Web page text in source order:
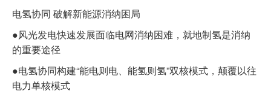
电氢协同 破解新能源消纳困局
●风光发电快速发展面临电网消纳困难，就地制氢是消纳
的重要途径
●电氢协同构建“能电则电、能氢则氢”双核模式，颠覆以往
电力单核模式